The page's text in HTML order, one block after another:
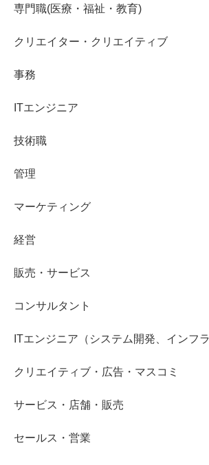
専門職(医療・福祉・教育)
クリエイター・クリエイティブ
事務
ITエンジニア
技術職
管理
マーケティング
経営
販売・サービス
コンサルタント
ITエンジニア（システム開発、インフラ
クリエイティブ・広告・マスコミ
サービス・店舗・販売
セールス・営業